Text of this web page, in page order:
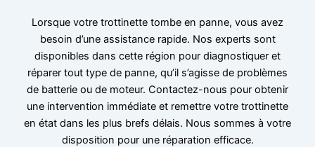
Lorsque votre trottinette tombe en panne, vous avez
besoin d’une assistance rapide. Nos experts sont
disponibles dans cette région pour diagnostiquer et
réparer tout type de panne, qu’il s’agisse de problèmes
de batterie ou de moteur. Contactez-nous pour obtenir
une intervention immédiate et remettre votre trottinette
en état dans les plus brefs délais. Nous sommes à votre
disposition pour une réparation efficace.